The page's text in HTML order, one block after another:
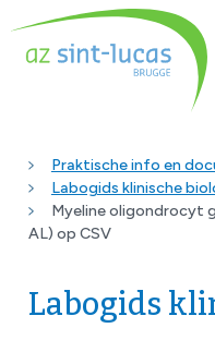
Praktische info en
Labogids klinische
Myeline oligondrocyt
AL) op CSV
Labogids